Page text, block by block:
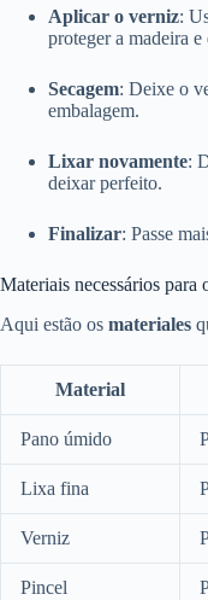
Aplicar o verniz:
proteger a madeira
Secagem: Deixe o
embalagem.
Lixar novamente:
deixar perfeito.
Finalizar: Passe
Materiais necessários para
Aqui estão os materiales
Material
Pano úmido
Lixa fina
Verniz
Pincel